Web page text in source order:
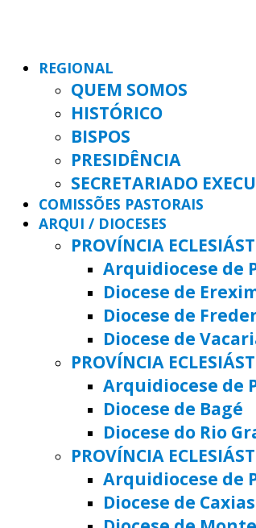
REGIONAL
QUEM SOMOS
HISTÓRICO
BISPOS
PRESIDÊNCIA
SECRETARIADO
COMISSÕES PASTORAIS
ARQUI / DIOCESES
PROVÍNCIA
Arquidiocese de
Diocese de
Diocese de
Diocese de
PROVÍNCIA
Arquidiocese de
Diocese de Bagé
Diocese do Rio
PROVÍNCIA
Arquidiocese de
Diocese de